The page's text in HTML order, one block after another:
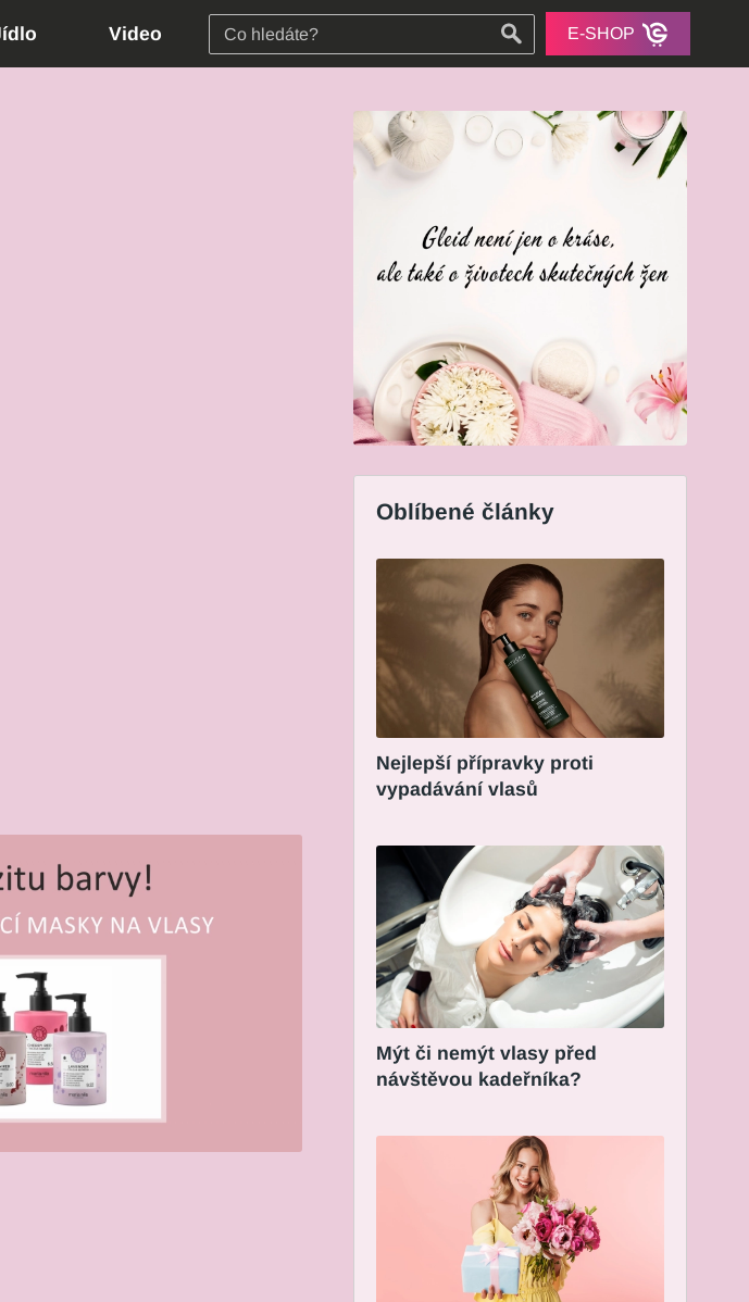
Video E-SHOP
Oblíbené články
Nejlepší přípravky proti
vypadávání vlasů
Mýt či nemýt vlasy před
návštěvou kadeřníka?